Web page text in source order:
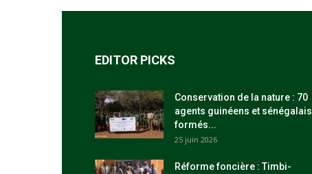
EDITOR PICKS
Conservation de la nature : 70
agents guinéens et sénégalais
formés...
25 juin 2026
Réforme foncière : Timbi-